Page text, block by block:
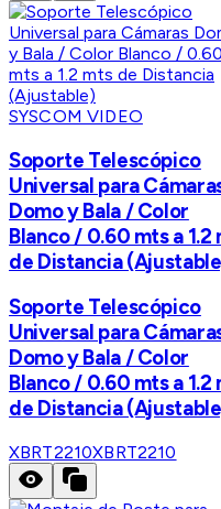
SYSCOM VIDEO
Soporte Telescópico
Universal para
Domo y Bala / Color
Blanco / 0.60 mts a 1.2
de Distancia
Soporte Telescópico
Universal para
Domo y Bala / Color
Blanco / 0.60 mts a 1.2
de Distancia
XBRT2210XBRT2210